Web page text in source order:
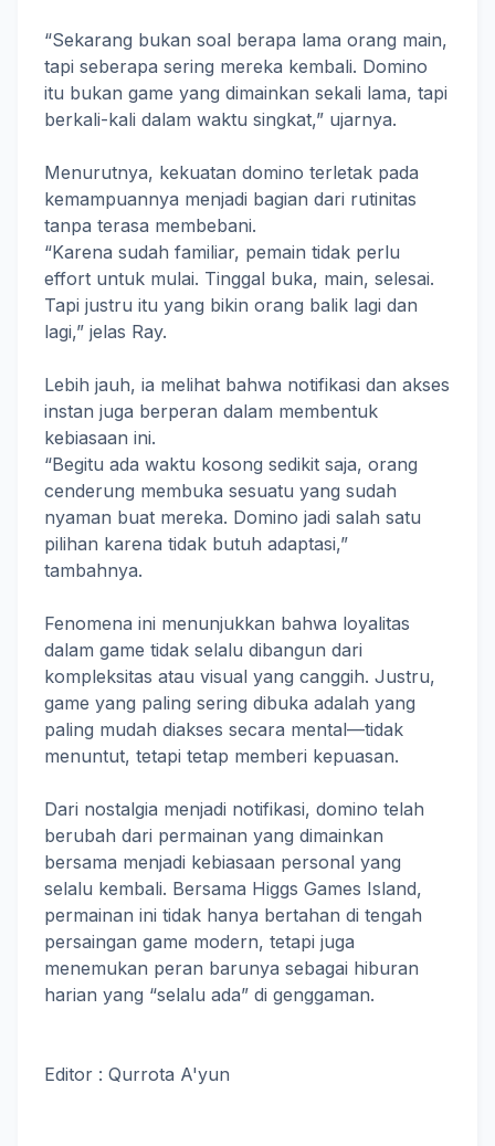
“Sekarang bukan soal berapa lama orang main,
tapi seberapa sering mereka kembali. Domino
itu bukan game yang dimainkan sekali lama, tapi
berkali-kali dalam waktu singkat,” ujarnya.
Menurutnya, kekuatan domino terletak pada
kemampuannya menjadi bagian dari rutinitas
tanpa terasa membebani.
“Karena sudah familiar, pemain tidak perlu
effort untuk mulai. Tinggal buka, main, selesai.
Tapi justru itu yang bikin orang balik lagi dan
lagi,” jelas Ray.
Lebih jauh, ia melihat bahwa notifikasi dan akses
instan juga berperan dalam membentuk
kebiasaan ini.
“Begitu ada waktu kosong sedikit saja, orang
cenderung membuka sesuatu yang sudah
nyaman buat mereka. Domino jadi salah satu
pilihan karena tidak butuh adaptasi,”
tambahnya.
Fenomena ini menunjukkan bahwa loyalitas
dalam game tidak selalu dibangun dari
kompleksitas atau visual yang canggih. Justru,
game yang paling sering dibuka adalah yang
paling mudah diakses secara mental—tidak
menuntut, tetapi tetap memberi kepuasan.
Dari nostalgia menjadi notifikasi, domino telah
berubah dari permainan yang dimainkan
bersama menjadi kebiasaan personal yang
selalu kembali. Bersama Higgs Games Island,
permainan ini tidak hanya bertahan di tengah
persaingan game modern, tetapi juga
menemukan peran barunya sebagai hiburan
harian yang “selalu ada” di genggaman.
Editor : Qurrota A'yun